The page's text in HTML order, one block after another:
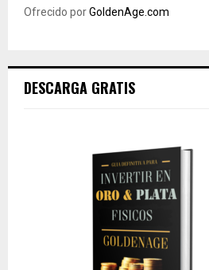
Ofrecido porGoldenAge.com
DESCARGA GRATIS